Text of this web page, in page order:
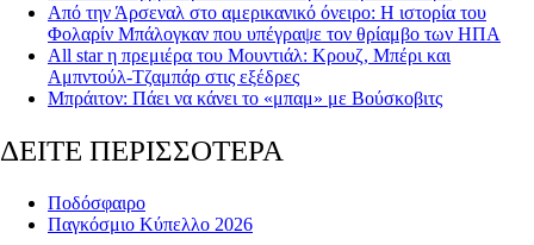
Από την Άρσεναλ στο αμερικανικό όνειρο: Η ιστορία του
Φολαρίν Μπάλογκαν που υπέγραψε τον θρίαμβο των ΗΠΑ
All star η πρεμιέρα του Μουντιάλ: Κρουζ, Μπέρι και
Αμπντούλ-Τζαμπάρ στις εξέδρες
Μπράιτον: Πάει να κάνει το «μπαμ» με Βούσκοβιτς
ΔΕΙΤΕ ΠΕΡΙΣΣΟΤΕΡΑ
Ποδόσφαιρο
Παγκόσμιο Κύπελλο 2026